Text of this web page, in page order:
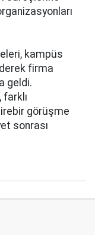
kampüs
firma
geldi.
görüşme
sonrası